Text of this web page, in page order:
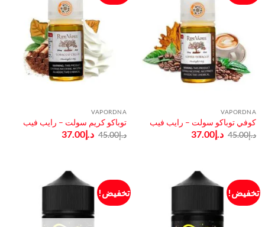
VAPORDNA
كوفي توباكو سولت – رايب فيب
د.إ45.00 السعر
الأصلي
د.إ37.00السعر
الحالي
VAPORDNA
توباكو كريم سولت – رايب فيب
د.إ45.00 السعر
الأصلي
د.إ37.00السعر
الحالي
تخفيض! تخفيض!